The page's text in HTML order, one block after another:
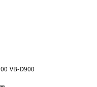
VB-D900